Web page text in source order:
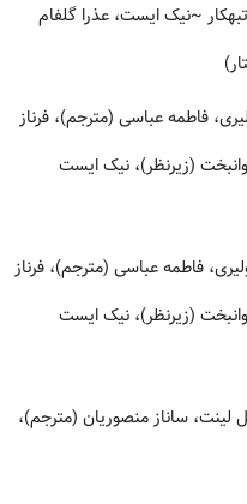
~نیک ایست، عذرا گلفام
فاطمه عباسی (مترجم)، فرناز
(زیرنظر)، نیک ایست
فاطمه عباسی (مترجم)، فرناز
(زیرنظر)، نیک ایست
لینت، ساناز منصوریان (مترجم)،